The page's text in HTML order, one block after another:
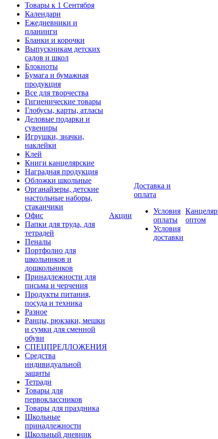
Товары к 1 Сентября
Календари
Ежедневники и
планинги
Бланки и корочки
Выпускникам детских
садов и школ
Блокноты
Бумага и бумажная
продукция
Все для творчества
Гигиенические товары
Глобусы, карты, атласы
Деловые подарки и
сувениры
Игрушки, значки,
наклейки
Клей
Книги канцелярские
Наградная продукция
Обложки школьные
Органайзеры, детские
настольные наборы,
стаканчики
Офис
Папки для труда, для
тетрадей
Пеналы
Портфолио для
школьников и
дошкольников
Принадлежности для
письма и черчения
Продукты питания,
посуда и техника
Разное
Ранцы, рюкзаки, мешки
и сумки для сменной
обуви
СПЕЦПРЕДЛОЖЕНИЯ
Средства
индивидуальной
защиты
Тетради
Товары для
первоклассников
Товары для праздника
Школьные
принадлежности
Школьный дневник
Акции
Доставка и
оплата
Условия
оплаты
Условия
доставки
оптом